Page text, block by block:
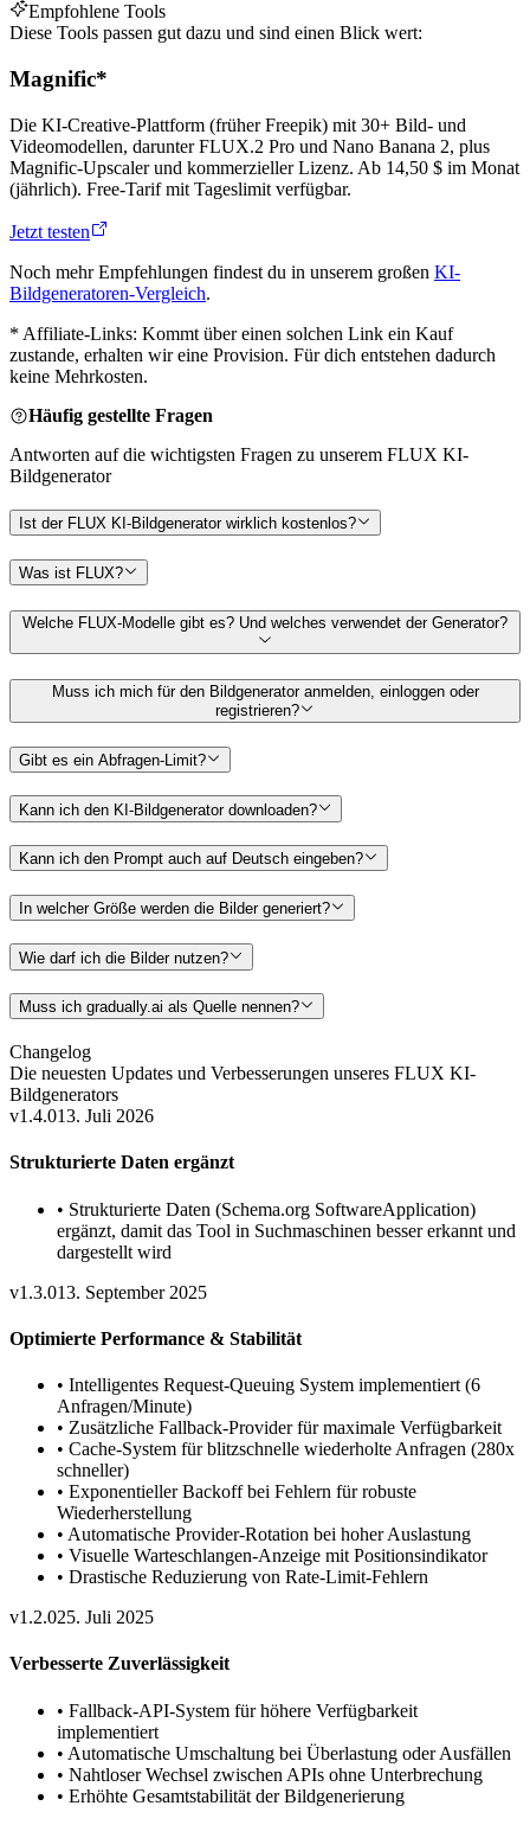
Empfohlene Tools
Diese Tools passen gut dazu und sind einen Blick wert:
Magnific*
Die KI-Creative-Plattform (früher Freepik) mit 30+ Bild- und
Videomodellen, darunter FLUX.2 Pro und Nano Banana 2, plus
Magnific-Upscaler und kommerzieller Lizenz. Ab 14,50 $ im Monat
(jährlich). Free-Tarif mit Tageslimit verfügbar.
Jetzt testen
Noch mehr Empfehlungen findest du in unserem großen KI-
Bildgeneratoren-Vergleich.
* Affiliate-Links: Kommt über einen solchen Link ein Kauf
zustande, erhalten wir eine Provision. Für dich entstehen dadurch
keine Mehrkosten.
Häufig gestellte Fragen
Antworten auf die wichtigsten Fragen zu unserem FLUX KI-
Bildgenerator
Ist der FLUX KI-Bildgenerator wirklich kostenlos?
Was ist FLUX?
Welche FLUX-Modelle gibt es? Und welches verwendet der Generator?
Muss ich mich für den Bildgenerator anmelden, einloggen oder
registrieren?
Gibt es ein Abfragen-Limit?
Kann ich den KI-Bildgenerator downloaden?
Kann ich den Prompt auch auf Deutsch eingeben?
In welcher Größe werden die Bilder generiert?
Wie darf ich die Bilder nutzen?
Muss ich gradually.ai als Quelle nennen?
Changelog
Die neuesten Updates und Verbesserungen unseres FLUX KI-
Bildgenerators
v1.4.013. Juli 2026
Strukturierte Daten ergänzt
• Strukturierte Daten (Schema.org SoftwareApplication)
ergänzt, damit das Tool in Suchmaschinen besser erkannt und
dargestellt wird
v1.3.013. September 2025
Optimierte Performance & Stabilität
• Intelligentes Request-Queuing System implementiert (6
Anfragen/Minute)
• Zusätzliche Fallback-Provider für maximale Verfügbarkeit
• Cache-System für blitzschnelle wiederholte Anfragen (280x
schneller)
• Exponentieller Backoff bei Fehlern für robuste
Wiederherstellung
• Automatische Provider-Rotation bei hoher Auslastung
• Visuelle Warteschlangen-Anzeige mit Positionsindikator
• Drastische Reduzierung von Rate-Limit-Fehlern
v1.2.025. Juli 2025
Verbesserte Zuverlässigkeit
• Fallback-API-System für höhere Verfügbarkeit
implementiert
• Automatische Umschaltung bei Überlastung oder Ausfällen
• Nahtloser Wechsel zwischen APIs ohne Unterbrechung
• Erhöhte Gesamtstabilität der Bildgenerierung